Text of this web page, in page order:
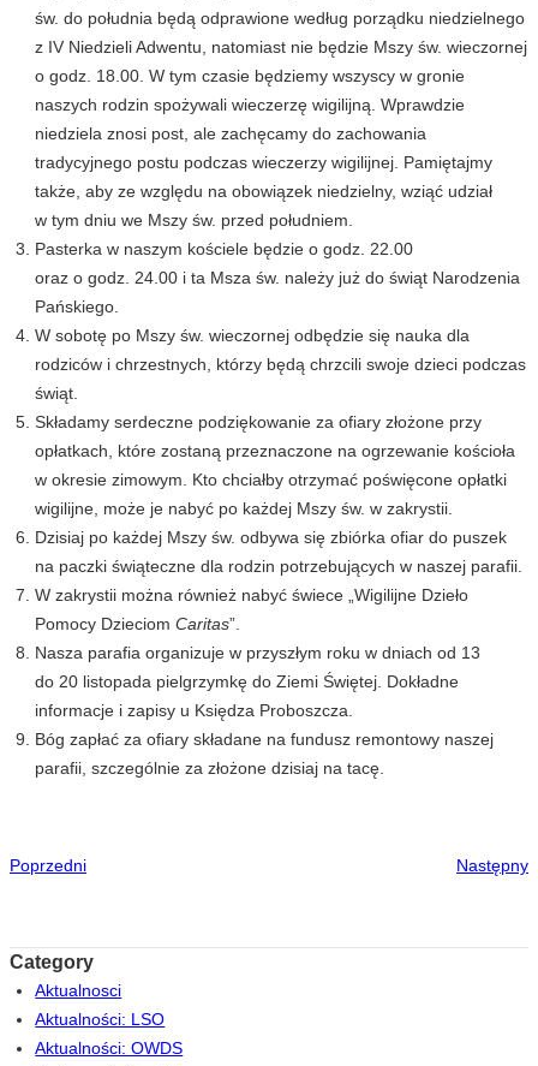
św. do południa będą odprawione według porządku niedzielnego
z IV Niedzieli Adwentu, natomiast nie będzie Mszy św. wieczornej
o godz. 18.00. W tym czasie będziemy wszyscy w gronie
naszych rodzin spożywali wieczerzę wigilijną. Wprawdzie
niedziela znosi post, ale zachęcamy do zachowania
tradycyjnego postu podczas wieczerzy wigilijnej. Pamiętajmy
także, aby ze względu na obowiązek niedzielny, wziąć udział
w tym dniu we Mszy św. przed południem.
Pasterka w naszym kościele będzie o godz. 22.00
oraz o godz. 24.00 i ta Msza św. należy już do świąt Narodzenia
Pańskiego.
W sobotę po Mszy św. wieczornej odbędzie się nauka dla
rodziców i chrzestnych, którzy będą chrzcili swoje dzieci podczas
świąt.
Składamy serdeczne podziękowanie za ofiary złożone przy
opłatkach, które zostaną przeznaczone na ogrzewanie kościoła
w okresie zimowym. Kto chciałby otrzymać poświęcone opłatki
wigilijne, może je nabyć po każdej Mszy św. w zakrystii.
Dzisiaj po każdej Mszy św. odbywa się zbiórka ofiar do puszek
na paczki świąteczne dla rodzin potrzebujących w naszej parafii.
W zakrystii można również nabyć świece „Wigilijne Dzieło
Pomocy DzieciomCaritas”.
Nasza parafia organizuje w przyszłym roku w dniach od 13
do 20 listopada pielgrzymkę do Ziemi Świętej. Dokładne
informacje i zapisy u Księdza Proboszcza.
Bóg zapłać za ofiary składane na fundusz remontowy naszej
parafii, szczególnie za złożone dzisiaj na tacę.
Poprzedni Następny
Category
Aktualnosci
Aktualności: LSO
Aktualności: OWDS